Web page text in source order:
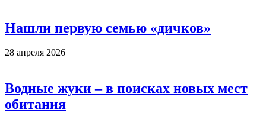
Нашли первую семью «дичков»
28 апреля 2026
Водные жуки – в поисках новых мест
обитания